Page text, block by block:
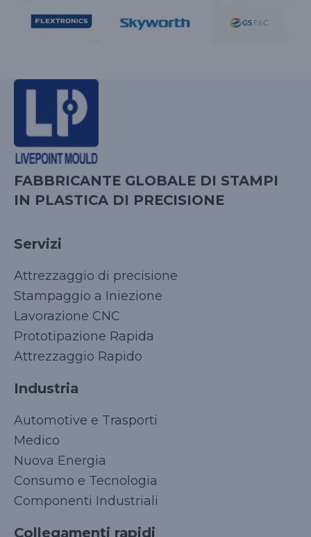
FABBRICANTE GLOBALE DI STAMPI
IN PLASTICA DI PRECISIONE
Servizi
Attrezzaggio di precisione
Stampaggio a Iniezione
Lavorazione CNC
Prototipazione Rapida
Attrezzaggio Rapido
Industria
Automotive e Trasporti
Medico
Nuova Energia
Consumo e Tecnologia
Componenti Industriali
Collegamenti rapidi